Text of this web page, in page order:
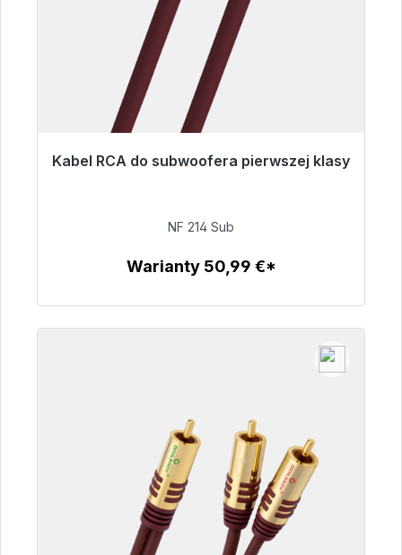
Kabel RCA do subwoofera pierwszej klasy
Gotowy do natychmiastowej wysyłki, czas
94,00 €
NF 214 Sub
Warianty 50,99 €*